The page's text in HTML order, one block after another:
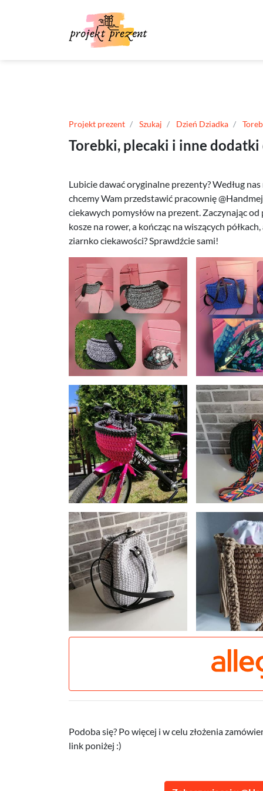
Projekt prezent Szukaj Dzień Dziadka
Torebki, plecaki i inne
Lubicie dawać oryginalne prezenty? Według
chcemy Wam przedstawić pracownię
ciekawych pomysłów na prezent. Zaczynając
kosze na rower, a kończąc na wiszących
ziarnko ciekawości? Sprawdźcie sami!
Podoba się? Po więcej i w celu złożenia
link poniżej :)